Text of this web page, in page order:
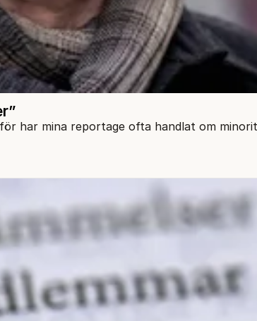
har mina reportage ofta handlat om